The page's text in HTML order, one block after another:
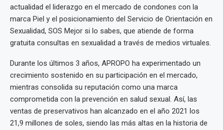
actualidad el liderazgo en el mercado de condones con la
marca Piel y el posicionamiento del Servicio de Orientación en
Sexualidad, SOS Mejor si lo sabes, que atiende de forma
gratuita consultas en sexualidad a través de medios virtuales.
Durante los últimos 3 años, APROPO ha experimentado un
crecimiento sostenido en su participación en el mercado,
mientras consolida su reputación como una marca
comprometida con la prevención en salud sexual. Así, las
ventas de preservativos han alcanzado en el año 2021 los
21,9 millones de soles, siendo las más altas en la historia de